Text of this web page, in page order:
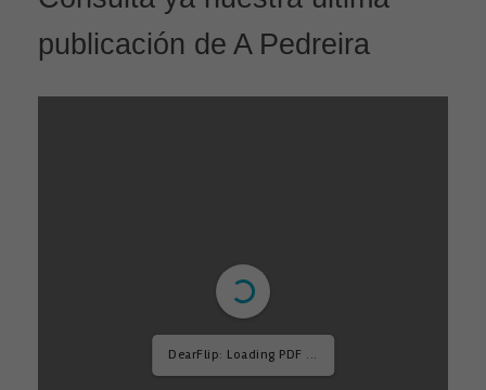
publicación de A Pedreira
DearFlip: Loading PDF ...